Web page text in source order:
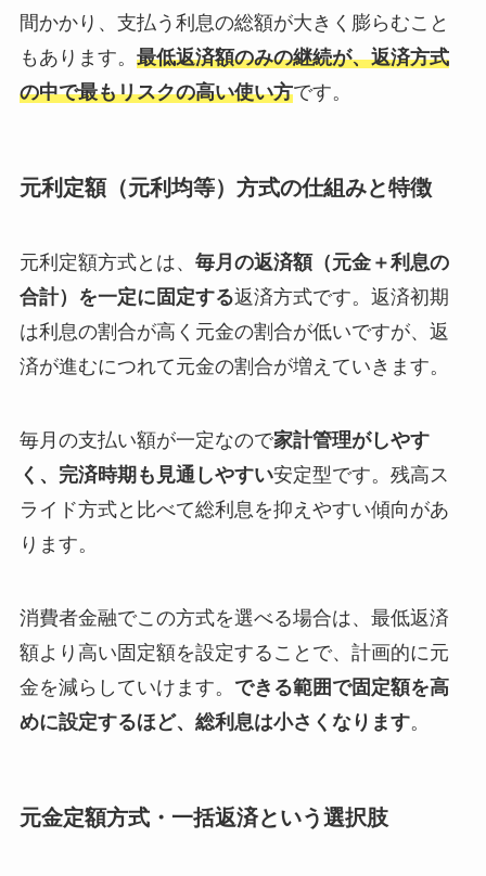
間かかり、支払う利息の総額が大きく膨らむこと
もあります。 最低返済額のみの継続が、返済方式
の中で最もリスクの高い使い方です。
元利定額（元利均等）方式の仕組みと特徴
元利定額方式とは、 毎月の返済額（元金＋利息の
合計）を一定に固定する返済方式です。返済初期
は利息の割合が高く元金の割合が低いですが、返
済が進むにつれて元金の割合が増えていきます。
毎月の支払い額が一定なので家計管理がしやす
く、完済時期も見通しやすい安定型です。残高ス
ライド方式と比べて総利息を抑えやすい傾向があ
ります。
消費者金融でこの方式を選べる場合は、最低返済
額より高い固定額を設定することで、計画的に元
金を減らしていけます。 できる範囲で固定額を高
めに設定するほど、総利息は小さくなります。
元金定額方式・一括返済という選択肢